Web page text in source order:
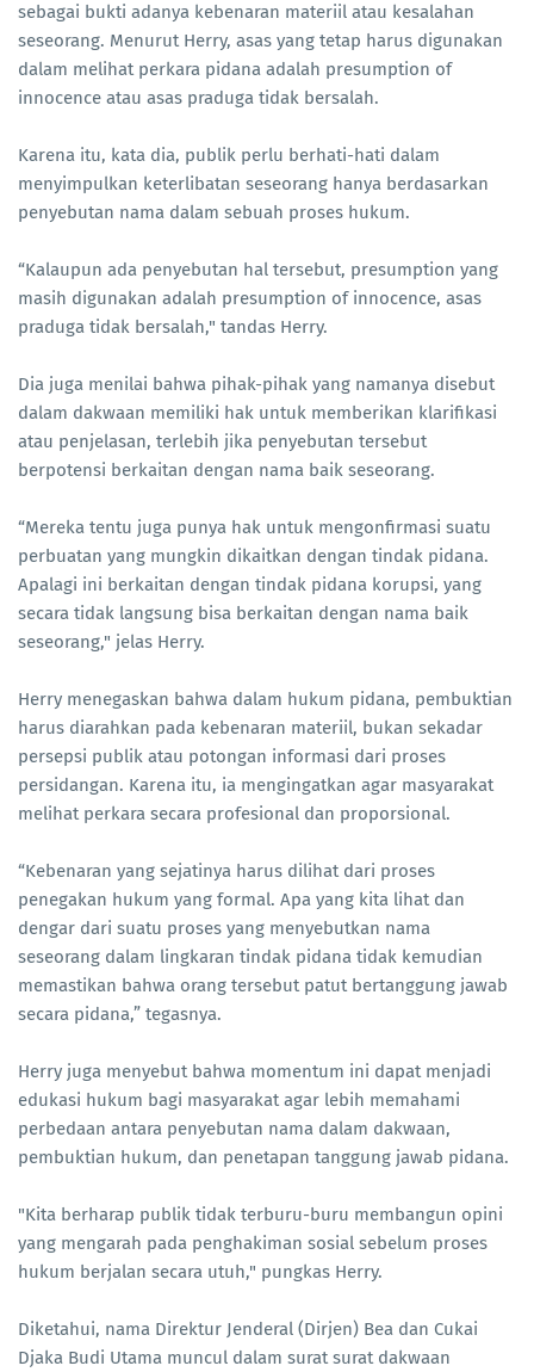
sebagai bukti adanya kebenaran materiil atau kesalahan
seseorang. Menurut Herry, asas yang tetap harus digunakan
dalam melihat perkara pidana adalah presumption of
innocence atau asas praduga tidak bersalah.
Karena itu, kata dia, publik perlu berhati-hati dalam
menyimpulkan keterlibatan seseorang hanya berdasarkan
penyebutan nama dalam sebuah proses hukum.
“Kalaupun ada penyebutan hal tersebut, presumption yang
masih digunakan adalah presumption of innocence, asas
praduga tidak bersalah," tandas Herry.
Dia juga menilai bahwa pihak-pihak yang namanya disebut
dalam dakwaan memiliki hak untuk memberikan klarifikasi
atau penjelasan, terlebih jika penyebutan tersebut
berpotensi berkaitan dengan nama baik seseorang.
“Mereka tentu juga punya hak untuk mengonfirmasi suatu
perbuatan yang mungkin dikaitkan dengan tindak pidana.
Apalagi ini berkaitan dengan tindak pidana korupsi, yang
secara tidak langsung bisa berkaitan dengan nama baik
seseorang," jelas Herry.
Herry menegaskan bahwa dalam hukum pidana, pembuktian
harus diarahkan pada kebenaran materiil, bukan sekadar
persepsi publik atau potongan informasi dari proses
persidangan. Karena itu, ia mengingatkan agar masyarakat
melihat perkara secara profesional dan proporsional.
“Kebenaran yang sejatinya harus dilihat dari proses
penegakan hukum yang formal. Apa yang kita lihat dan
dengar dari suatu proses yang menyebutkan nama
seseorang dalam lingkaran tindak pidana tidak kemudian
memastikan bahwa orang tersebut patut bertanggung jawab
secara pidana,” tegasnya.
Herry juga menyebut bahwa momentum ini dapat menjadi
edukasi hukum bagi masyarakat agar lebih memahami
perbedaan antara penyebutan nama dalam dakwaan,
pembuktian hukum, dan penetapan tanggung jawab pidana.
"Kita berharap publik tidak terburu-buru membangun opini
yang mengarah pada penghakiman sosial sebelum proses
hukum berjalan secara utuh," pungkas Herry.
Diketahui, nama Direktur Jenderal (Dirjen) Bea dan Cukai
Djaka Budi Utama muncul dalam surat surat dakwaan